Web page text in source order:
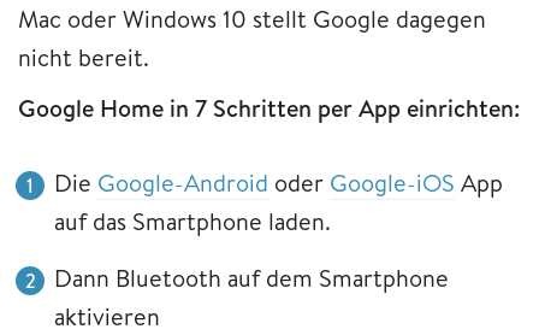
Mac oder Windows 10 stellt Google dagegen
nicht bereit.
Google Home in 7 Schritten per App einrichten:
Die Google-Android oder Google-iOS App
auf das Smartphone laden.
Dann Bluetooth auf dem Smartphone
aktivieren